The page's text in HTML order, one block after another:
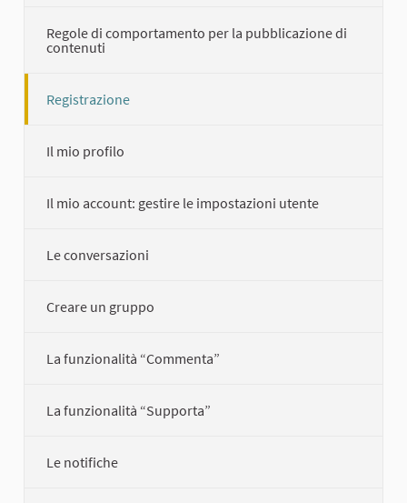
Regole di comportamento per la pubblicazione di
contenuti
Registrazione
Il mio profilo
Il mio account: gestire le impostazioni utente
Le conversazioni
Creare un gruppo
La funzionalità “Commenta”
La funzionalità “Supporta”
Le notifiche